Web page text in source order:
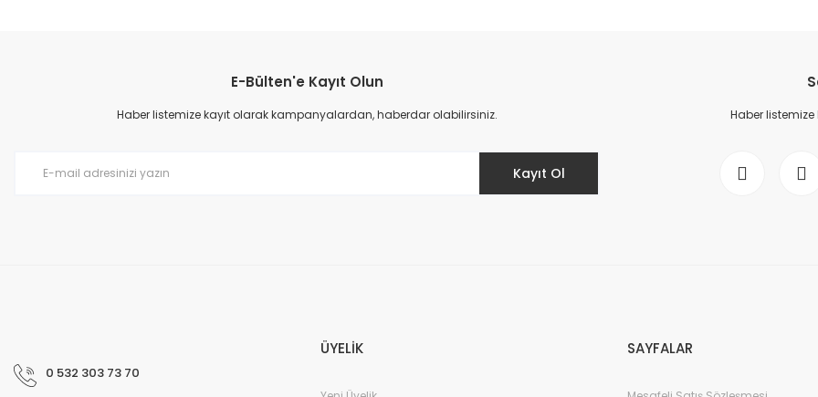
Ürün resmi kalitesiz, bozuk veya görüntülenemiyor.
Ürün açıklamasında eksik bilgiler bulunuyor.
E-Bülten'e Kayıt Olun
Haber listemize kayıt olarak kampanyalardan, haberdar olabilirsiniz.
Kayıt Ol
Haber
0 532 303 73 70
ÜYELİK SAYFALAR